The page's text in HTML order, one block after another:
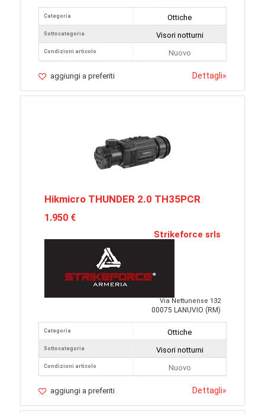
Categoria
Sottocategoria
Condizioni articolo
Ottiche
Visori notturni
Nuovo
aggiungi a preferiti Dettagli»
Hikmicro THUNDER 2.0 TH35PCR
1.950 €
Strikeforce srls
Via Nettunense 132
00075 LANUVIO (RM)
Categoria
Sottocategoria
Condizioni articolo
Ottiche
Visori notturni
Nuovo
aggiungi a preferiti Dettagli»